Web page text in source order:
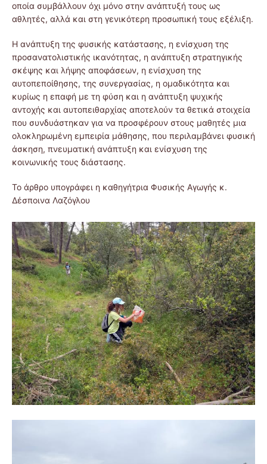
οποία συμβάλλουν όχι μόνο στην ανάπτυξή τους ως
αθλητές, αλλά και στη γενικότερη προσωπική τους εξέλιξη.
Η ανάπτυξη της φυσικής κατάστασης, η ενίσχυση της
προσανατολιστικής ικανότητας, η ανάπτυξη στρατηγικής
σκέψης και λήψης αποφάσεων, η ενίσχυση της
αυτοπεποίθησης, της συνεργασίας, η ομαδικότητα και
κυρίως η επαφή με τη φύση και η ανάπτυξη ψυχικής
αντοχής και αυτοπειθαρχίας αποτελούν τα θετικά στοιχεία
που συνδυάστηκαν για να προσφέρουν στους μαθητές μια
ολοκληρωμένη εμπειρία μάθησης, που περιλαμβάνει φυσική
άσκηση, πνευματική ανάπτυξη και ενίσχυση της
κοινωνικής τους διάστασης.
Το άρθρο υπογράφει η καθηγήτρια Φυσικής Αγωγής κ.
Δέσποινα Λαζόγλου